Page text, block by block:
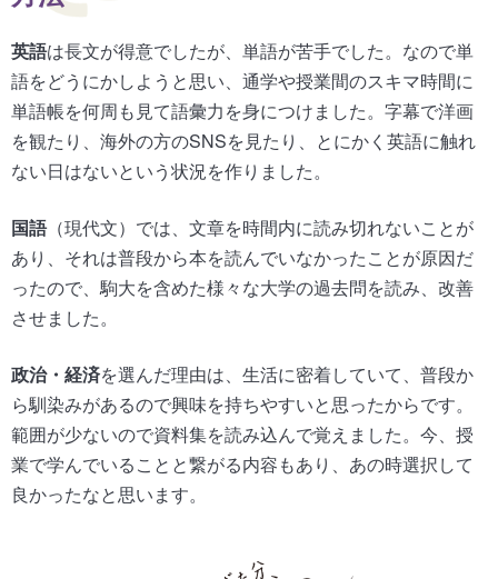
英語は長文が得意でしたが、単語が苦手でした。なので単
語をどうにかしようと思い、通学や授業間のスキマ時間に
単語帳を何周も見て語彙力を身につけました。字幕で洋画
を観たり、海外の方のSNSを見たり、とにかく英語に触れ
ない日はないという状況を作りました。
国語（現代文）では、文章を時間内に読み切れないことが
あり、それは普段から本を読んでいなかったことが原因だ
ったので、駒大を含めた様々な大学の過去問を読み、改善
させました。
政治・経済を選んだ理由は、生活に密着していて、普段か
ら馴染みがあるので興味を持ちやすいと思ったからです。
範囲が少ないので資料集を読み込んで覚えました。今、授
業で学んでいることと繋がる内容もあり、あの時選択して
良かったなと思います。